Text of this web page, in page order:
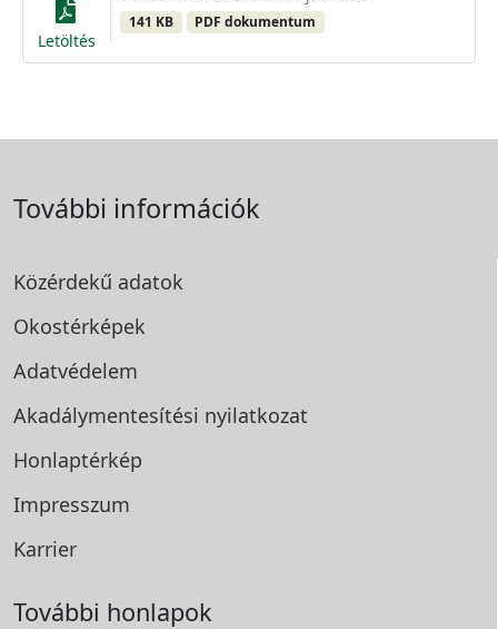
Letöltés
141 KB PDF dokumentum
További információk
Közérdekű adatok
Okostérképek
Adatvédelem
Akadálymentesítési nyilatkozat
Honlaptérkép
Impresszum
Karrier
További honlapok